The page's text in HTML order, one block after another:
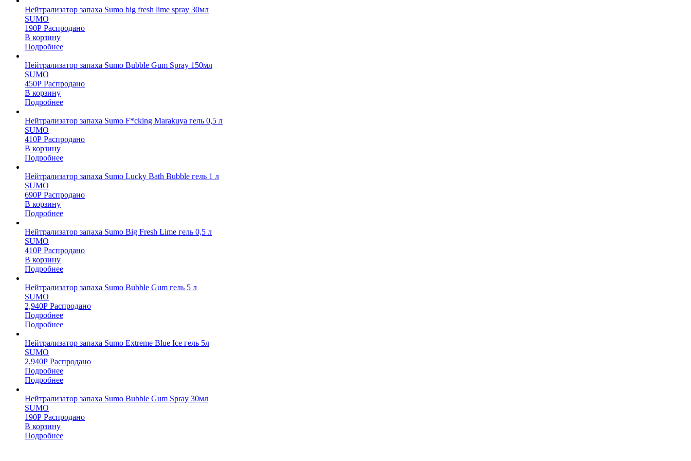
Нейтрализатор запаха Sumo big fresh lime spray 30мл
SUMO
190Р Распродано
В корзину
Подробнее
Нейтрализатор запаха Sumo Bubble Gum Spray 150мл
SUMO
450Р Распродано
В корзину
Подробнее
Нейтрализатор запаха Sumo F*cking Marakuya гель 0,5 л
SUMO
410Р Распродано
В корзину
Подробнее
Нейтрализатор запаха Sumo Lucky Bath Bubble гель 1 л
SUMO
690Р Распродано
В корзину
Подробнее
Нейтрализатор запаха Sumo Big Fresh Lime гель 0,5 л
SUMO
410Р Распродано
В корзину
Подробнее
Нейтрализатор запаха Sumo Bubble Gum гель 5 л
SUMO
2,940Р Распродано
Подробнее
Подробнее
Нейтрализатор запаха Sumo Extreme Blue Ice гель 5л
SUMO
2,940Р Распродано
Подробнее
Подробнее
Нейтрализатор запаха Sumo Bubble Gum Spray 30мл
SUMO
190Р Распродано
В корзину
Подробнее